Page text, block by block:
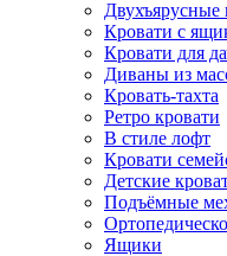
Двухъярусные
Кровати с
Кровати для
Диваны из
Кровать-тахта
Ретро кровати
В стиле лофт
Кровати
Детские
Подъёмные
Ящики